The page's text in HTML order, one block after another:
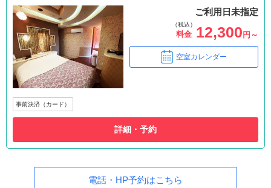
ご利用日未指定
（税込）
料金 12,300 円～
空室カレンダー
事前決済（カード）
詳細・予約
電話・HP予約はこちら